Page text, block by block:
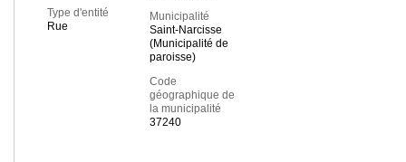
Type d'entité
Rue
Municipalité
Saint-Narcisse
(Municipalité de
paroisse)
Code
géographique de
la municipalité
37240